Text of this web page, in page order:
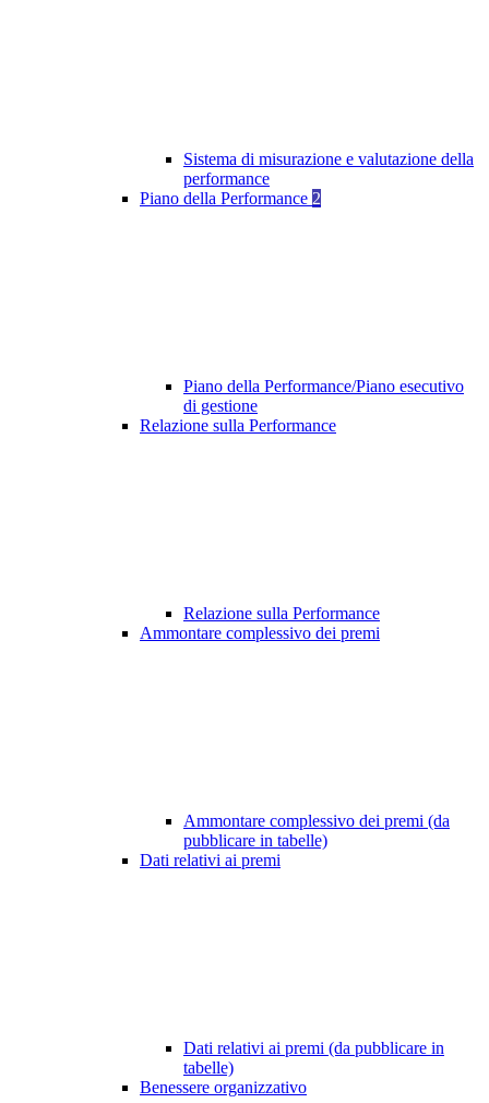
Sistema di misurazione e valutazione della
performance
Piano della Performance 2
Piano della Performance/Piano esecutivo
di gestione
Relazione sulla Performance
Relazione sulla Performance
Ammontare complessivo dei premi
Ammontare complessivo dei premi (da
pubblicare in tabelle)
Dati relativi ai premi
Dati relativi ai premi (da pubblicare in
tabelle)
Benessere organizzativo